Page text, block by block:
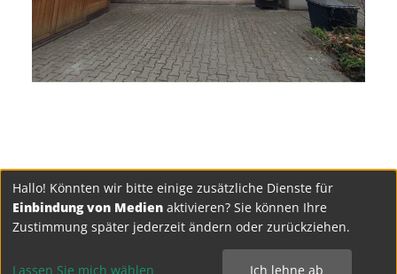
Hallo! Könnten wir bitte einige zusätzliche Dienste für
Einbindung von Medien aktivieren? Sie können Ihre
Zustimmung später jederzeit ändern oder zurückziehen.
Lassen Sie mich wählen Ich lehne ab